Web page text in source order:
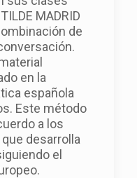
MADRID
de
en la
española
Este método
a los
desarrolla
el